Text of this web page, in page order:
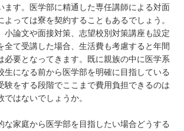
ます。医学部に精通した専任講師による対面
っては寮を契約することもあるでしょう。
小論文や面接対策、志望校別対策講座も設定
全て受講した場合、生活費も考慮すると年間
必要となってきます。既に親族の中に医学系
生になる前から医学部を明確に目指している
験をする段階でここまで費用負担できるのは
はないでしょうか。
家庭から医学部を目指したい場合どうする